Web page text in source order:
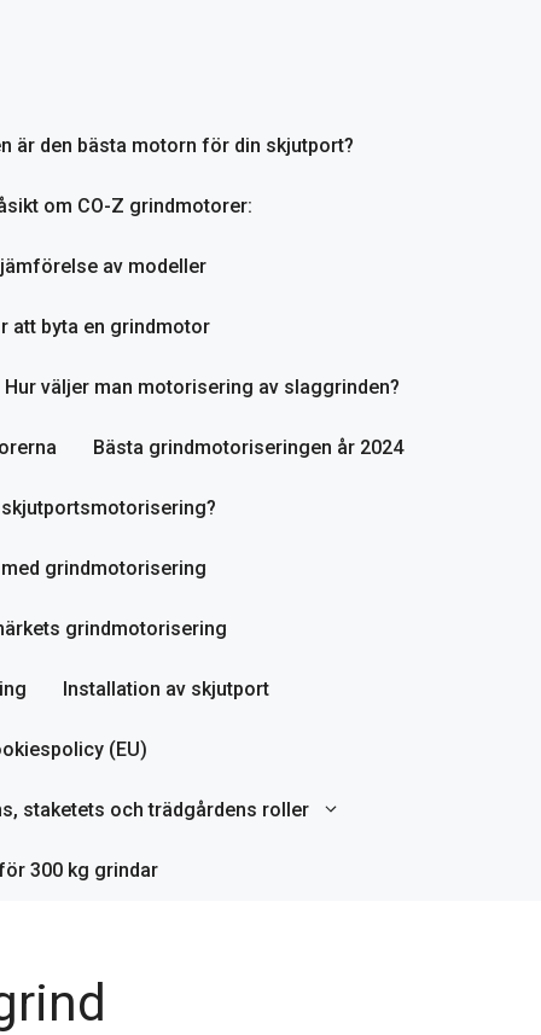
är den bästa motorn för din skjutport?
om CO-Z grindmotorer:
av modeller
att byta en grindmotor
Hur väljer man motorisering av slaggrinden?
Bästa grindmotoriseringen år 2024
grindmotorisering
grindmotorisering
Installation av skjutport
(EU)
staketets och trädgårdens roller
300 kg grindar